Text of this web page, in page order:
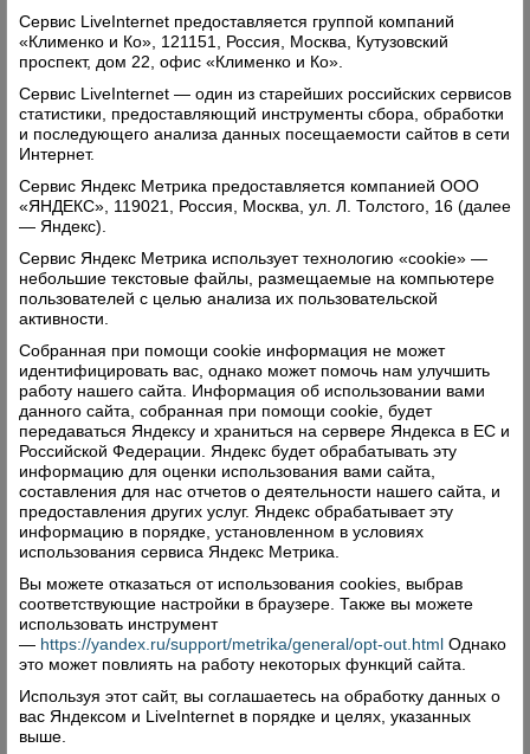
Сервис LiveInternet предоставляется группой компаний
«Клименко и Ко», 121151, Россия, Москва, Кутузовский
проспект, дом 22, офис «Клименко и Ко».
Сервис LiveInternet — один из старейших российских сервисов
статистики, предоставляющий инструменты сбора, обработки
и последующего анализа данных посещаемости сайтов в сети
Интернет.
Сервис Яндекс Метрика предоставляется компанией ООО
«ЯНДЕКС», 119021, Россия, Москва, ул. Л. Толстого, 16 (далее
— Яндекс).
Сервис Яндекс Метрика использует технологию «cookie» —
небольшие текстовые файлы, размещаемые на компьютере
пользователей с целью анализа их пользовательской
активности.
Собранная при помощи cookie информация не может
идентифицировать вас, однако может помочь нам улучшить
работу нашего сайта. Информация об использовании вами
данного сайта, собранная при помощи cookie, будет
передаваться Яндексу и храниться на сервере Яндекса в ЕС и
Российской Федерации. Яндекс будет обрабатывать эту
информацию для оценки использования вами сайта,
составления для нас отчетов о деятельности нашего сайта, и
предоставления других услуг. Яндекс обрабатывает эту
информацию в порядке, установленном в условиях
использования сервиса Яндекс Метрика.
Вы можете отказаться от использования cookies, выбрав
соответствующие настройки в браузере. Также вы можете
использовать инструмент
— https://yandex.ru/support/metrika/general/opt-out.html Однако
это может повлиять на работу некоторых функций сайта.
Используя этот сайт, вы соглашаетесь на обработку данных о
вас Яндексом и LiveInternet в порядке и целях, указанных
выше.